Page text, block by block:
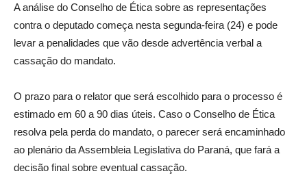
A análise do Conselho de Ética sobre as representações
contra o deputado começa nesta segunda-feira (24) e pode
levar a penalidades que vão desde advertência verbal a
cassação do mandato.
O prazo para o relator que será escolhido para o processo é
estimado em 60 a 90 dias úteis. Caso o Conselho de Ética
resolva pela perda do mandato, o parecer será encaminhado
ao plenário da Assembleia Legislativa do Paraná, que fará a
decisão final sobre eventual cassação.